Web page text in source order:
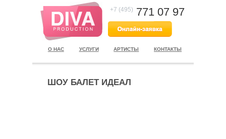
+7 (495) 771 07 97
О НАС УСЛУГИ АРТИСТЫ КОНТАКТЫ
ШОУ БАЛЕТ ИДЕАЛ